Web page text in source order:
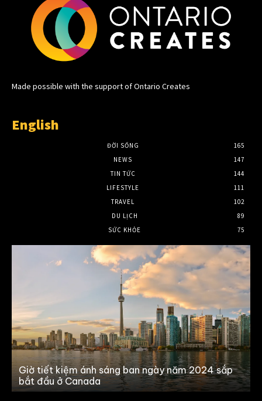
Made possible with the support of Ontario Creates
English
ĐỜI SỐNG
165
NEWS
147
TIN TỨC
144
LIFESTYLE
111
TRAVEL
102
DU LỊCH
89
SỨC KHỎE
75
Giờ tiết kiệm ánh sáng ban ngày năm 2024 sắp
bắt đầu ở Canada